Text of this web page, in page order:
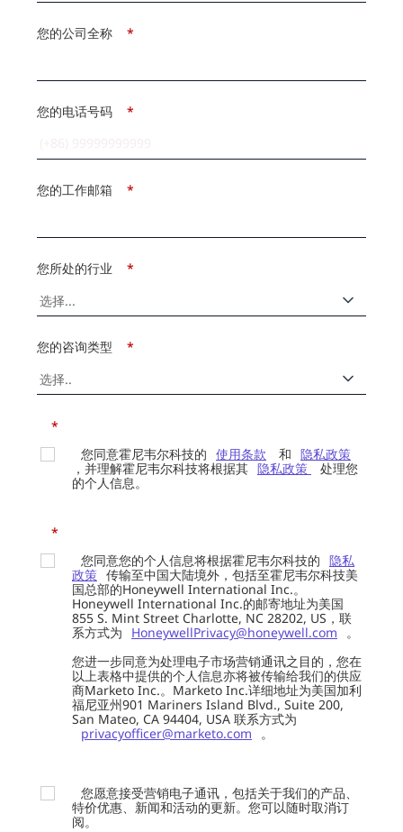
*
您的公司全称
*
您的电话号码
*
您的工作邮箱
*
您所处的行业
*
您的咨询类型
*
您同意霍尼韦尔科技的 使用条款 和 隐私政策
，并理解霍尼韦尔科技将根据其 隐私政策
处理您
的个人信息。
*
您同意您的个人信息将根据霍尼韦尔科技的 隐私
政策 传输至中国大陆境外，包括至霍尼韦尔科技美
国总部的Honeywell International Inc.。
Honeywell International Inc.的邮寄地址为美国
855 S. Mint Street Charlotte, NC 28202, US，联
系方式为
HoneywellPrivacy@honeywell.com
。
您进一步同意为处理电子市场营销通讯之目的，您在
以上表格中提供的个人信息亦将被传输给我们的供应
商Marketo Inc.。Marketo Inc.详细地址为美国加利
福尼亚州901 Mariners Island Blvd., Suite 200,
San Mateo, CA 94404, USA 联系方式为
privacyofficer@marketo.com
。
您愿意接受营销电子通讯，包括关于我们的产品、
特价优惠、新闻和活动的更新。您可以随时取消订
阅。